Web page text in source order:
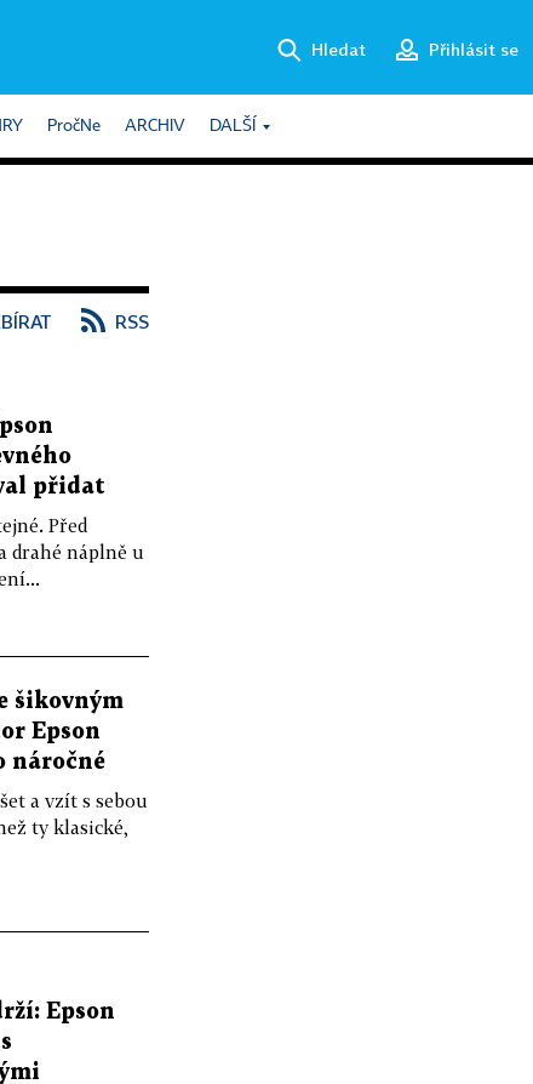
Hledat Přihlásit se
PročNe ARCHIV DALŠÍ
RSS
přidat
Před
drahé náplně u
šikovným
Epson
náročné
a vzít s sebou
ty klasické,
Epson